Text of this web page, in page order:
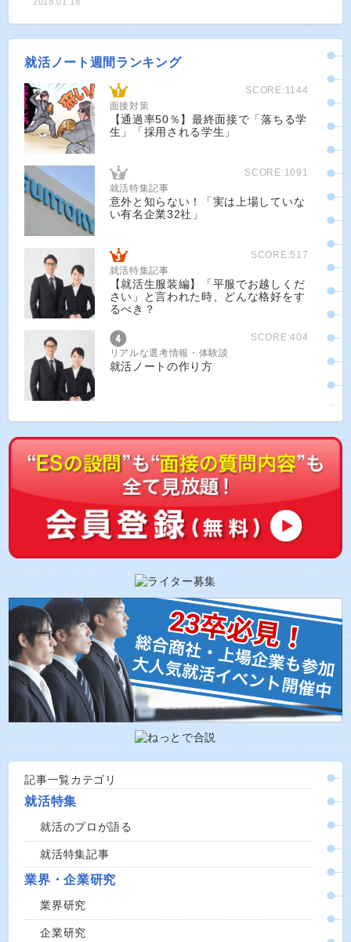
就活ノート週間ランキング
SCORE:1144
面接対策
【通過率50％】最終面接で「落ちる学
生」「採用される学生」
SCORE:1091
就活特集記事
意外と知らない！「実は上場していな
い有名企業32社」
SCORE:517
就活特集記事
【就活生服装編】「平服でお越しくだ
さい」と言われた時、どんな格好をす
るべき？
SCORE:404
リアルな選考情報・体験談
就活ノートの作り方
記事一覧カテゴリ
就活特集
就活のプロが語る
就活特集記事
業界・企業研究
業界研究
企業研究